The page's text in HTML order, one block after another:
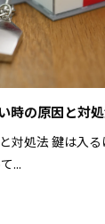
時の原因と対
対処法 鍵は入
...